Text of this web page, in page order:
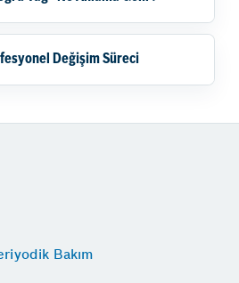
Değişim Süreci
Bakım